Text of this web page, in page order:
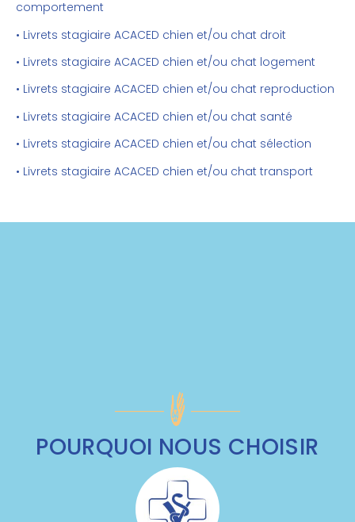
comportement
• Livrets stagiaire ACACED chien et/ou chat droit
• Livrets stagiaire ACACED chien et/ou chat logement
• Livrets stagiaire ACACED chien et/ou chat reproduction
• Livrets stagiaire ACACED chien et/ou chat santé
• Livrets stagiaire ACACED chien et/ou chat sélection
• Livrets stagiaire ACACED chien et/ou chat transport
POURQUOI NOUS CHOISIR